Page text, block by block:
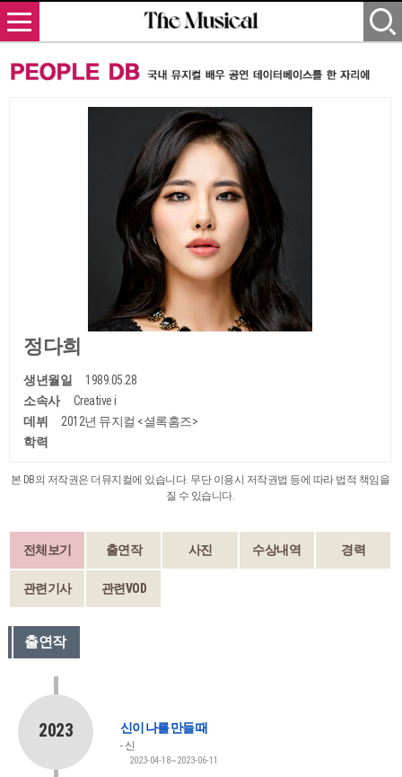
정다희
생년월일
1989.05.28
소속사
Creative i
데뷔
2012년 뮤지컬 <셜록홈즈>
학력
본 DB의 저작권은 더뮤지컬에 있습니다. 무단 이용시 저작권법 등에 따라 법적 책임을
질 수 있습니다.
전체보기 출연작 사진 수상내역 경력
관련기사 관련VOD
출연작
2023 신이 나를 만들 때
신
2023-04-18~2023-06-11